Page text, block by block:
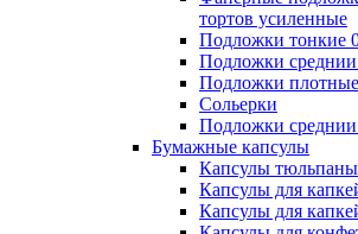
тортов усиленные
Подложки тонкие
Подложки
Подложки
Сольерки
Подложки
Бумажные капсулы
Капсулы тюльпаны
Капсулы для
Капсулы для